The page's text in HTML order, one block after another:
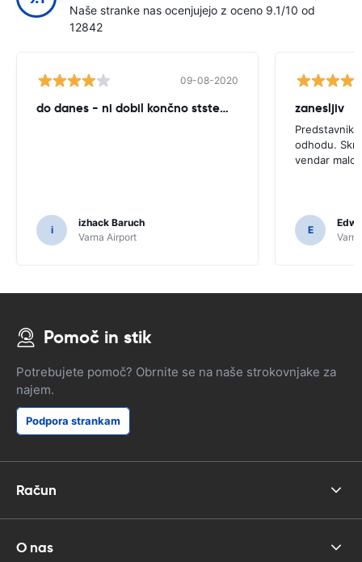
Naše stranke nas ocenjujejo z oceno 9.1/10 od
12842
09-08-2020
do danes - ni dobil končno ststemant najemnine !!
i
izhack Baruch
Varna Airport
zanesljiv
Predstavnik
odhodu.
vendar malo
E
Pomoč in stik
Potrebujete pomoč? Obrnite se na naše strokovnjake za
najem.
Podpora strankam
Račun
O nas